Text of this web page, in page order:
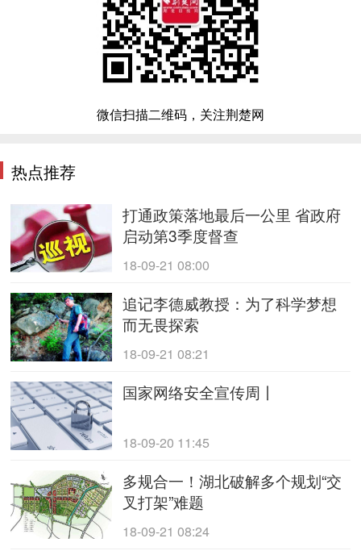
微信扫描二维码，关注荆楚网
热点推荐
打通政策落地最后一公里 省政府
启动第3季度督查
18-09-21 08:00
追记李德威教授：为了科学梦想
而无畏探索
18-09-21 08:21
国家网络安全宣传周丨
18-09-20 11:45
多规合一！湖北破解多个规划“交
叉打架”难题
18-09-21 08:24